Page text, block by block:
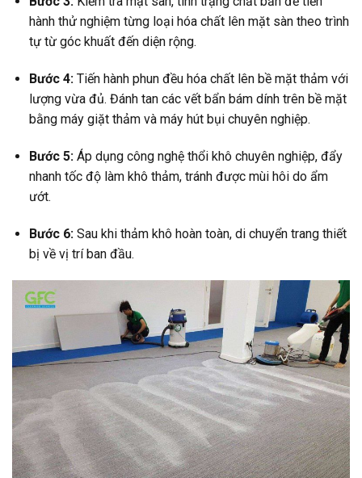
hành thử nghiệm từng loại hóa chất lên mặt sàn theo trình
tự từ góc khuất đến diện rộng.
Bước 4:Tiến hành phun đều hóa chất lên bề mặt thảm với
lượng vừa đủ. Đánh tan các vết bẩn bám dính trên bề mặt
bằng máy giặt thảm và máy hút bụi chuyên nghiệp.
Bước 5: Áp dụng công nghệ thổi khô chuyên nghiệp, đẩy
nhanh tốc độ làm khô thảm, tránh được mùi hôi do ẩm
ướt.
Bước 6:Sau khi thảm khô hoàn toàn, di chuyển trang thiết
bị về vị trí ban đầu.